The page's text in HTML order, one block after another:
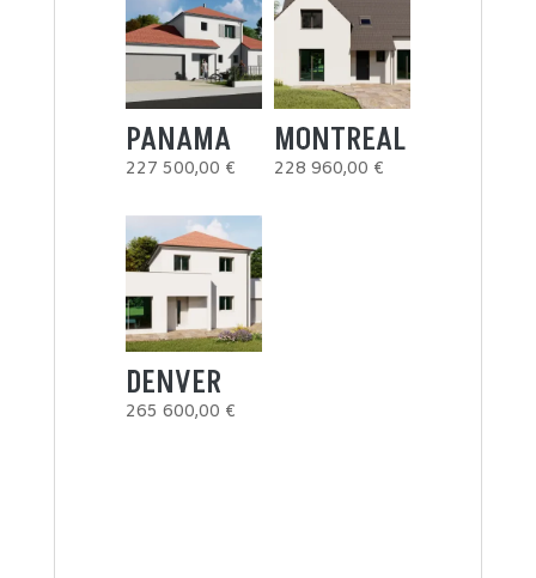
PANAMA
227 500,00 €
MONTREAL
228 960,00 €
DENVER
265 600,00 €